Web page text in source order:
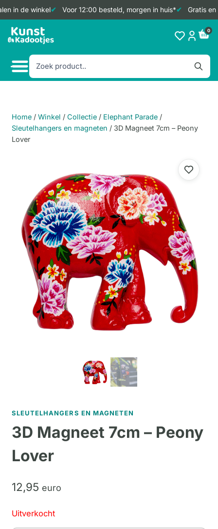
in de winkel Voor 12:00 besteld, morgen in huis* Gratis en
Doorgaan
naar
0
Home / Winkel / Collectie / Elephant Parade /
Sleutelhangers en magneten / 3D Magneet 7cm – Peony
Lover
SLEUTELHANGERS EN MAGNETEN
3D Magneet 7cm – Peony
Lover
12,95 euro
Uitverkocht